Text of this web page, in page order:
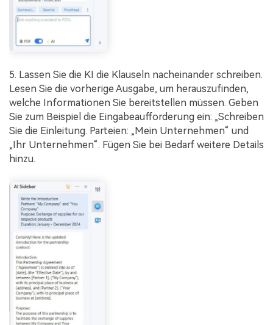
5. Lassen Sie die KI die Klauseln nacheinander schreiben.
Lesen Sie die vorherige Ausgabe, um herauszufinden,
welche Informationen Sie bereitstellen müssen. Geben
Sie zum Beispiel die Eingabeaufforderung ein: „Schreiben
Sie die Einleitung. Parteien: „Mein Unternehmen“ und
„Ihr Unternehmen“. Fügen Sie bei Bedarf weitere Details
hinzu.